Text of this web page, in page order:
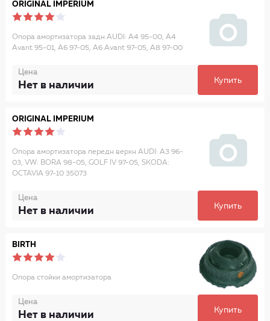
ORIGINAL IMPERIUM
Опора амортизатора задн AUDI: A4 95-00, A4
Avant 95-01, A6 97-05, A6 Avant 97-05, A8 97-00
Цена
Нет в наличии Купить
ORIGINAL IMPERIUM
Опора амортизатора передн верхн AUDI: A3 96-
03, VW: BORA 98-05, GOLF IV 97-05, SKODA:
OCTAVIA 97-10 35073
Цена
Нет в наличии Купить
BIRTH
Опора стойки амортизатора
Цена
Нет в наличии Купить